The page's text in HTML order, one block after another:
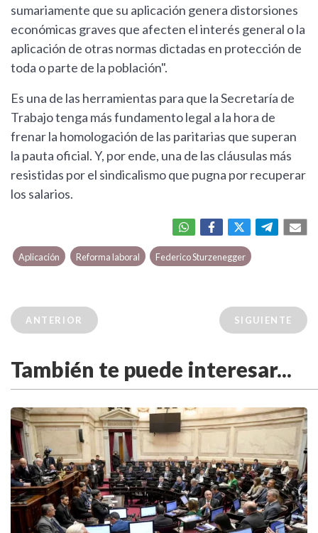
sumariamente que su aplicación genera distorsiones
económicas graves que afecten el interés general o la
aplicación de otras normas dictadas en protección de
toda o parte de la población".
Es una de las herramientas para que la Secretaría de
Trabajo tenga más fundamento legal a la hora de
frenar la homologación de las paritarias que superan
la pauta oficial. Y, por ende, una de las cláusulas más
resistidas por el sindicalismo que pugna por recuperar
los salarios.
Aplicación Reforma laboral Federico Sturzenegger
ANTERIOR SIGUIENTE
También te puede interesar...